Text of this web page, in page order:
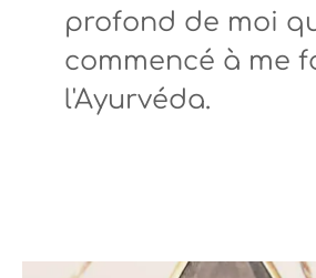
profond de moi
commencé à me
l'Ayurvéda.